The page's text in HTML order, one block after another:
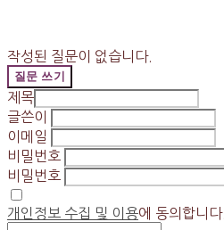
작성된 질문이 없습니다.
질문 쓰기
제목
글쓴이
이메일
비밀번호
비밀번호
개인정보 수집 및 이용에 동의합니다.